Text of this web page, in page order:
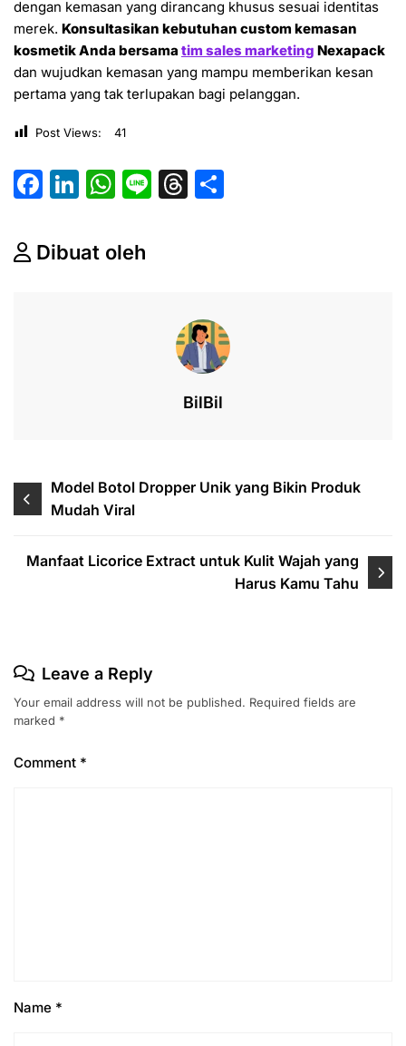
dengan kemasan yang dirancang khusus sesuai identitas
merek. Konsultasikan kebutuhan custom kemasan
kosmetik Anda bersama tim sales marketing Nexapack
dan wujudkan kemasan yang mampu memberikan kesan
pertama yang tak terlupakan bagi pelanggan.
Post Views: 41
F
c
e
Li
k
e
W
at
s
Li T
s
Dibuat oleh
BilBil
Post
navigation
Model Botol Dropper Unik yang Bikin Produk
Mudah Viral
Manfaat Licorice Extract untuk Kulit Wajah yang
Harus Kamu Tahu
Leave a Reply
Your email address will not be published. Required fields are
marked *
Comment *
Name *